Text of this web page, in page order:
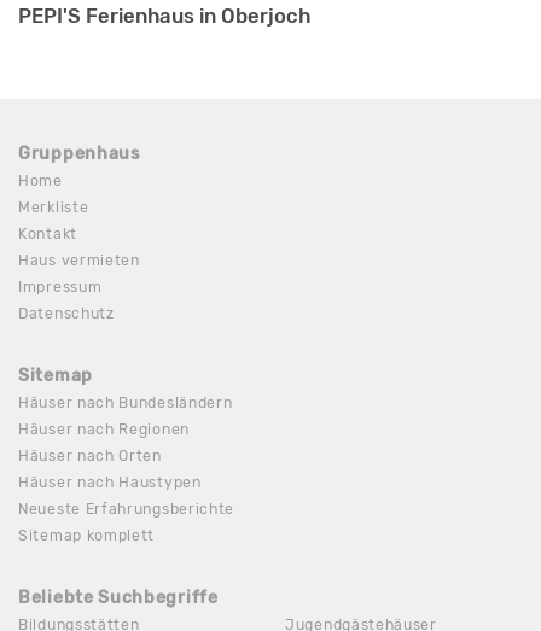
PEPI'S Ferienhaus in Oberjoch
Gruppenhaus
Home
Merkliste
Kontakt
Haus vermieten
Impressum
Datenschutz
Sitemap
Häuser nach Bundesländern
Häuser nach Regionen
Häuser nach Orten
Häuser nach Haustypen
Neueste Erfahrungsberichte
Sitemap komplett
Beliebte Suchbegriffe
Bildungsstätten Jugendgästehäuser